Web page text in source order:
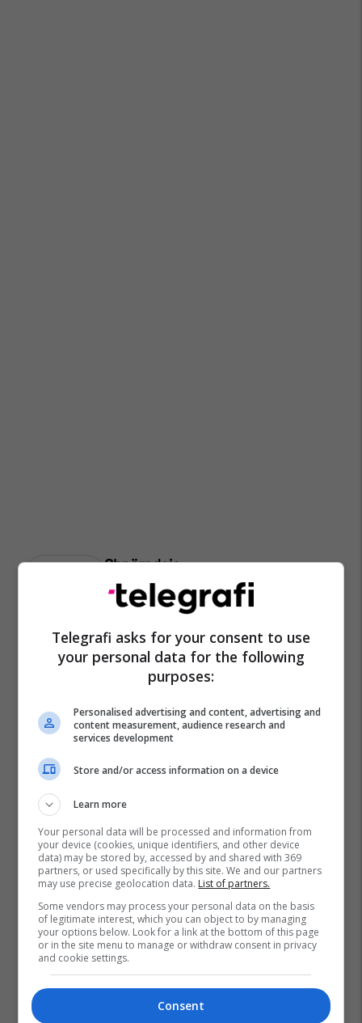
Telegrafi asks for your consent to use
your personal data for the following
purposes:
Personalised advertising and content, advertising and
content measurement, audience research and
services development
Store and/or access information on a device
Learn more
Your personal data will be processed and information from
your device (cookies, unique identifiers, and other device
data) may be stored by, accessed by and shared with 369
partners, or used specifically by this site. We and our partners
may use precise geolocation data. List of partners.
Some vendors may process your personal data on the basis
of legitimate interest, which you can object to by managing
your options below. Look for a link at the bottom of this page
or in the site menu to manage or withdraw consent in privacy
and cookie settings.
Consent